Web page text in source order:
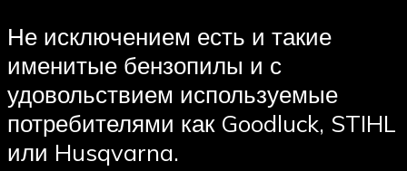
Не исключением есть и такие
именитые бензопилы и с
удовольствием используемые
потребителями как Goodluck, STIHL
или Husqvarna.